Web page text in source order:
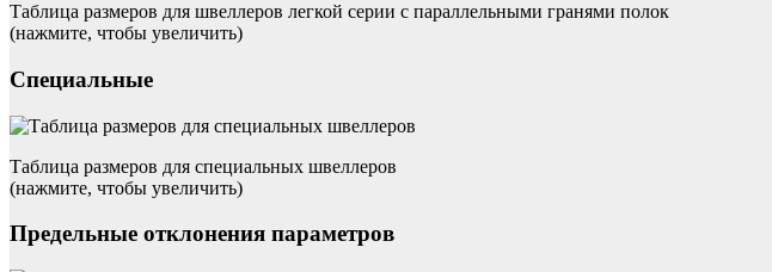
Таблица размеров для швеллеров легкой серии с параллельными гранями полок
(нажмите, чтобы увеличить)
Специальные
Таблица размеров для специальных швеллеров
(нажмите, чтобы увеличить)
Предельные отклонения параметров